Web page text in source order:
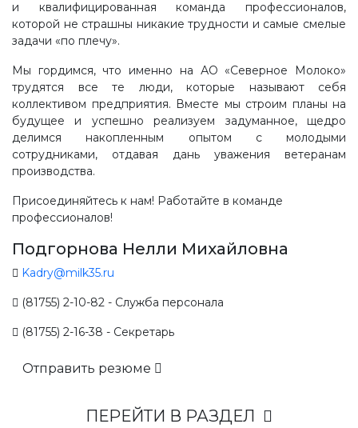
и квалифицированная команда профессионалов,
которой не страшны никакие трудности и самые смелые
задачи «по плечу».
Мы гордимся, что именно на АО «Северное Молоко»
трудятся все те люди, которые называют себя
коллективом предприятия. Вместе мы строим планы на
будущее и успешно реализуем задуманное, щедро
делимся накопленным опытом с молодыми
сотрудниками, отдавая дань уважения ветеранам
производства.
Присоединяйтесь к нам! Работайте в команде
профессионалов!
Подгорнова Нелли Михайловна
Kadry@milk35.ru
(81755) 2-10-82 - Служба персонала
(81755) 2-16-38 - Секретарь
Отправить резюме
ПЕРЕЙТИ В РАЗДЕЛ